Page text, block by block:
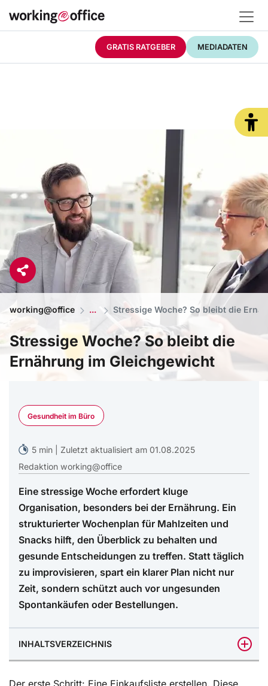
GRATIS RATGEBER MEDIADATEN
working@office Stressige Woche? So bleibt die
Stressige Woche? So bleibt die
Ernährung im Gleichgewicht
Gesundheit im Büro
5 min | Zuletzt aktualisiert am 01.08.2025
Redaktion working@office
Eine stressige Woche erfordert kluge
Organisation, besonders bei der Ernährung. Ein
strukturierter Wochenplan für Mahlzeiten und
Snacks hilft, den Überblick zu behalten und
gesunde Entscheidungen zu treffen. Statt täglich
zu improvisieren, spart ein klarer Plan nicht nur
Zeit, sondern schützt auch vor ungesunden
Spontankäufen oder Bestellungen.
INHALTSVERZEICHNIS